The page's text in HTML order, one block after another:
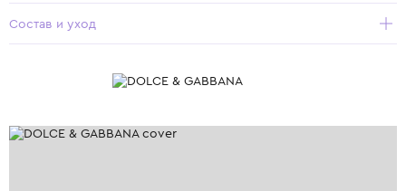
Состав и уход